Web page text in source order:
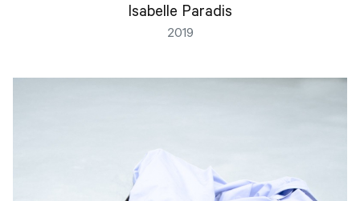
Isabelle Paradis
2019